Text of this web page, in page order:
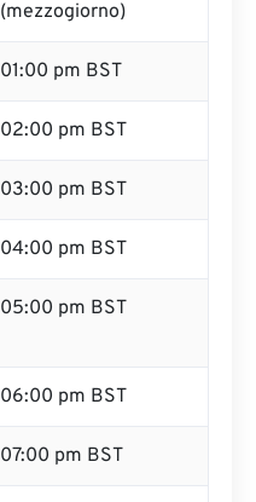
(mezzogiorno)
01:00 pm BST
02:00 pm BST
03:00 pm BST
04:00 pm BST
05:00 pm BST
06:00 pm BST
07:00 pm BST